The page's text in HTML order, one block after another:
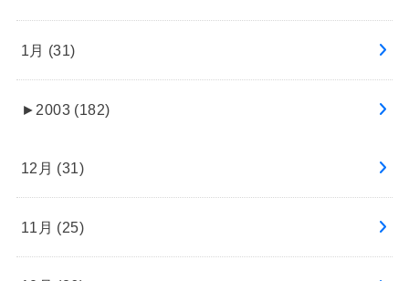
1月 (31)
► 2003 (182)
12月 (31)
11月 (25)